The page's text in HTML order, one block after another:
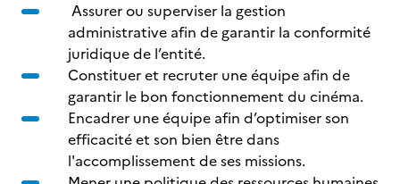
Assurer ou superviser la gestion
administrative afin de garantir la conformité
juridique de l’entité.
Constituer et recruter une équipe afin de
garantir le bon fonctionnement du cinéma.
Encadrer une équipe afin d’optimiser son
efficacité et son bien être dans
l'accomplissement de ses missions.